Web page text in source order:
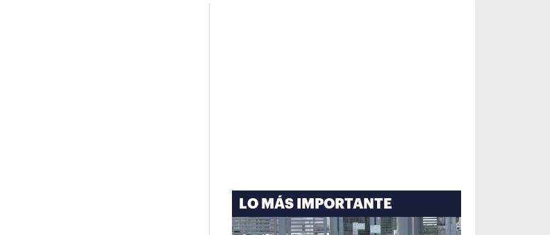
LO MÁS IMPORTANTE